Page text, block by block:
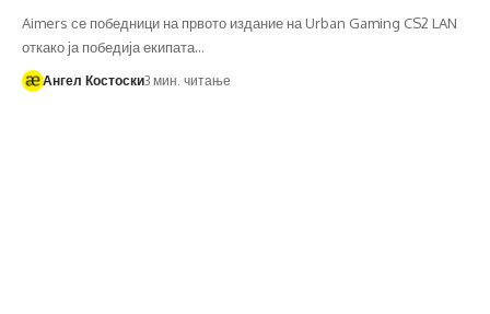
Aimers се победници на првото издание на Urban Gaming CS2 LAN
откако ја победија екипата…
Ангел Костоски3 мин. читање